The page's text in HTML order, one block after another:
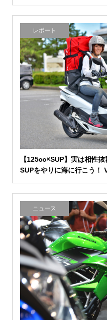
レポート
【125cc×SUP】実は相性
SUPをやりに海に行こう！
ニュース